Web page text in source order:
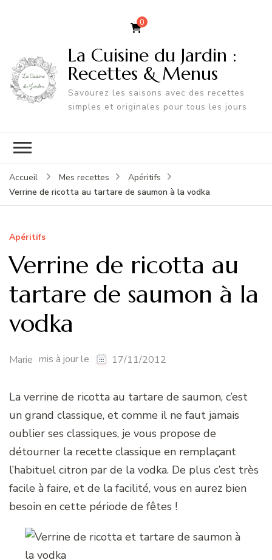
0
La Cuisine du Jardin :
Recettes & Menus
Savourez les saisons avec des recettes
simples et originales pour tous les jours
Accueil Mes recettes
Apéritifs
Verrine de ricotta au tartare de saumon à la vodka
Apéritifs
Verrine de ricotta au
tartare de saumon à la
vodka
Marie mis à jour le 17/11/2012
La verrine de ricotta au tartare de saumon, c’est
un grand classique, et comme il ne faut jamais
oublier ses classiques, je vous propose de
détourner la recette classique en remplaçant
l’habituel citron par de la vodka. De plus c’est très
facile à faire, et de la facilité, vous en aurez bien
besoin en cette période de fêtes !